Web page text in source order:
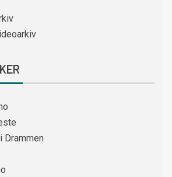
Drammen